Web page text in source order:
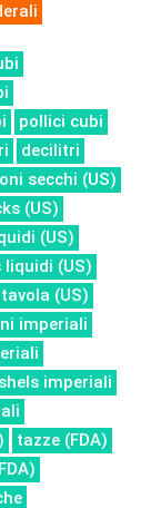
pollici cubi
decilitri
secchi (US)
(US)
(US)
liquidi (US)
(US)
imperiali
imperiali
tazze (FDA)